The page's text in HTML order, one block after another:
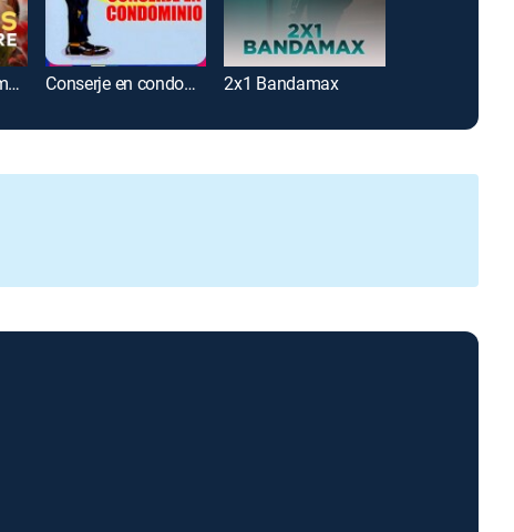
Infelices para siempre Conserje en condominio 2x1 Bandamax